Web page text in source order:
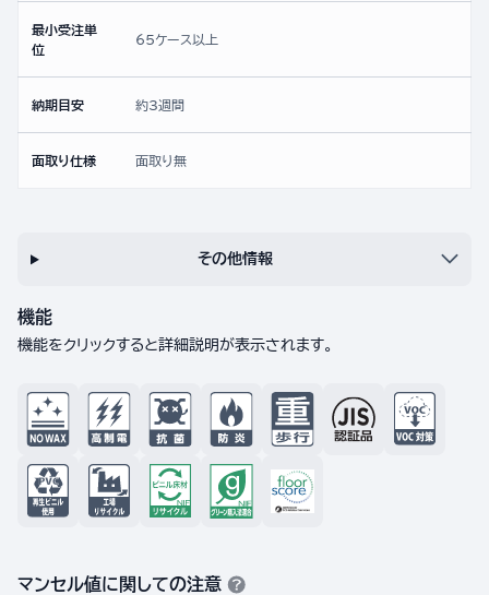
最小受注単
位
65ケース以上
納期目安 約3週間
面取り仕様 面取り無
その他情報
機能
機能をクリックすると詳細説明が表示されます。
マンセル値に関しての注意